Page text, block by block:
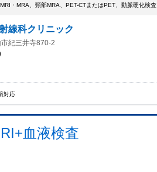
・MRA、頸部MRA、PET-CTまたはPET、動脈硬化検査
線科クリニック
紀三井寺870-2
対応
血液検査